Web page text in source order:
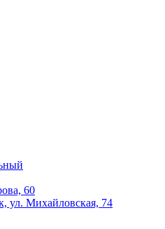
60
ул. Михайловская, 74